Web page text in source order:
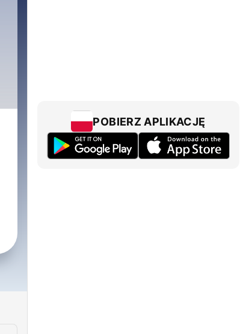
POBIERZ APLIKACJĘ